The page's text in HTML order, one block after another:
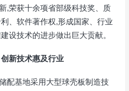
,荣获十余项省部级科技奖、质
、软件著作权,形成国家、行业
设技术的进步做出巨大贡献。
新技术惠及行业
配基地采用大型球壳板制造技